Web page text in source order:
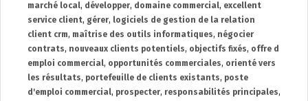
marché local, développer, domaine commercial, excellent
service client, gérer, logiciels de gestion de la relation
client crm, maîtrise des outils informatiques, négocier
contrats, nouveaux clients potentiels, objectifs fixés, offre d
emploi commercial, opportunités commerciales, orienté vers
les résultats, portefeuille de clients existants, poste
d'emploi commercial, prospecter, responsabilités principales,